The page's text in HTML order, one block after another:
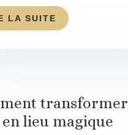
LA SUITE
en lieu magique